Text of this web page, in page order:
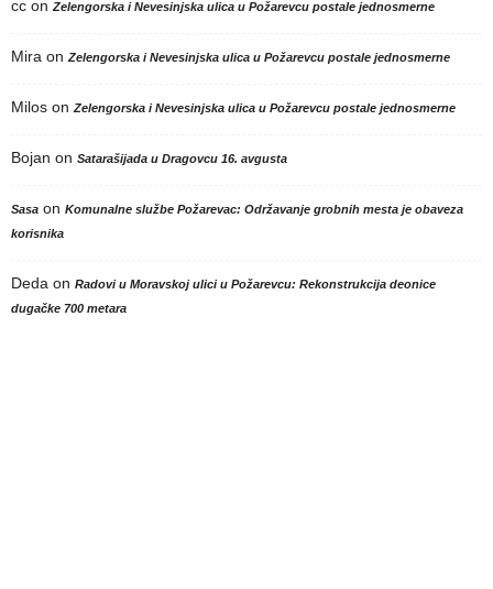
cc on Zelengorska i Nevesinjska ulica u Požarevcu postale jednosmerne
Mira on Zelengorska i Nevesinjska ulica u Požarevcu postale jednosmerne
Milos on Zelengorska i Nevesinjska ulica u Požarevcu postale jednosmerne
Bojan on Satarašijada u Dragovcu 16. avgusta
Sasa on Komunalne službe Požarevac: Održavanje grobnih mesta je obaveza
korisnika
Deda on Radovi u Moravskoj ulici u Požarevcu: Rekonstrukcija deonice
dugačke 700 metara